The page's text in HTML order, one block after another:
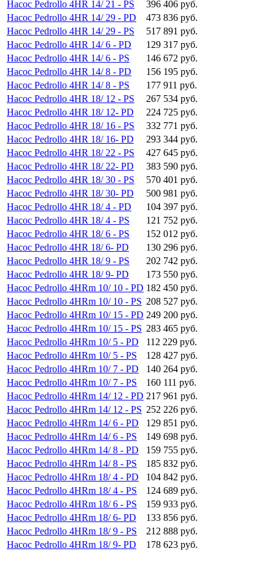
Насос Pedrollo 4HR 14/ 21 - PS
396 406 руб.
Насос Pedrollo 4HR 14/ 29 - PD
473 836 руб.
Насос Pedrollo 4HR 14/ 29 - PS
517 891 руб.
Насос Pedrollo 4HR 14/ 6 - PD
129 317 руб.
Насос Pedrollo 4HR 14/ 6 - PS
146 672 руб.
Насос Pedrollo 4HR 14/ 8 - PD
156 195 руб.
Насос Pedrollo 4HR 14/ 8 - PS
177 911 руб.
Насос Pedrollo 4HR 18/ 12 - PS
267 534 руб.
Насос Pedrollo 4HR 18/ 12- PD
224 725 руб.
Насос Pedrollo 4HR 18/ 16 - PS
332 771 руб.
Насос Pedrollo 4HR 18/ 16- PD
293 344 руб.
Насос Pedrollo 4HR 18/ 22 - PS
427 645 руб.
Насос Pedrollo 4HR 18/ 22- PD
383 590 руб.
Насос Pedrollo 4HR 18/ 30 - PS
570 401 руб.
Насос Pedrollo 4HR 18/ 30- PD
500 981 руб.
Насос Pedrollo 4HR 18/ 4 - PD
104 397 руб.
Насос Pedrollo 4HR 18/ 4 - PS
121 752 руб.
Насос Pedrollo 4HR 18/ 6 - PS
152 012 руб.
Насос Pedrollo 4HR 18/ 6- PD
130 296 руб.
Насос Pedrollo 4HR 18/ 9 - PS
202 742 руб.
Насос Pedrollo 4HR 18/ 9- PD
173 550 руб.
Насос Pedrollo 4HRm 10/ 10 - PD 182 450 руб.
Насос Pedrollo 4HRm 10/ 10 - PS 208 527 руб.
Насос Pedrollo 4HRm 10/ 15 - PD 249 200 руб.
Насос Pedrollo 4HRm 10/ 15 - PS 283 465 руб.
Насос Pedrollo 4HRm 10/ 5 - PD
112 229 руб.
Насос Pedrollo 4HRm 10/ 5 - PS
128 427 руб.
Насос Pedrollo 4HRm 10/ 7 - PD
140 264 руб.
Насос Pedrollo 4HRm 10/ 7 - PS
160 111 руб.
Насос Pedrollo 4HRm 14/ 12 - PD 217 961 руб.
Насос Pedrollo 4HRm 14/ 12 - PS 252 226 руб.
Насос Pedrollo 4HRm 14/ 6 - PD
129 851 руб.
Насос Pedrollo 4HRm 14/ 6 - PS
149 698 руб.
Насос Pedrollo 4HRm 14/ 8 - PD
159 755 руб.
Насос Pedrollo 4HRm 14/ 8 - PS
185 832 руб.
Насос Pedrollo 4HRm 18/ 4 - PD
104 842 руб.
Насос Pedrollo 4HRm 18/ 4 - PS
124 689 руб.
Насос Pedrollo 4HRm 18/ 6 - PS
159 933 руб.
Насос Pedrollo 4HRm 18/ 6- PD
133 856 руб.
Насос Pedrollo 4HRm 18/ 9 - PS
212 888 руб.
Насос Pedrollo 4HRm 18/ 9- PD
178 623 руб.